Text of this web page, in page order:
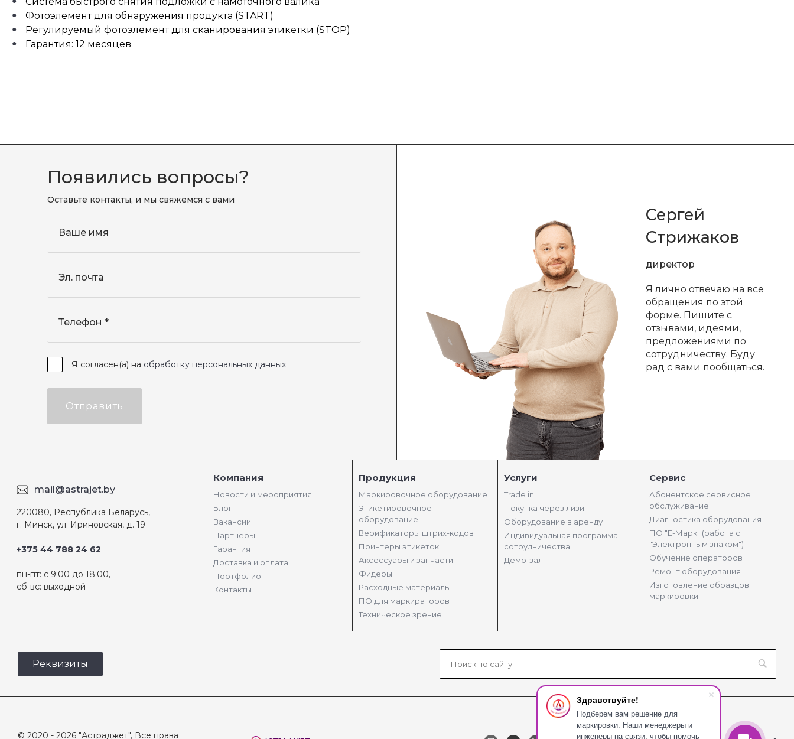
Здравствуйте!
Подберем вам решение для
маркировки. Наши менеджеры и
инженеры на связи, чтобы помочь
Фотоэлемент для обнаружения продукта (START)
Регулируемый фотоэлемент для сканирования этикетки (STOP)
Гарантия: 12 месяцев
Появились вопросы?
Оставьте контакты, и мы свяжемся с вами
Ваше имя
Эл. почта
Телефон
Я согласен(а) на обработку персональных данных
Отправить
Сергей
Стрижаков
директор
Я лично отвечаю на все
обращения по этой
форме. Пишите с
отзывами, идеями,
предложениями по
сотрудничеству. Буду
рад с вами пообщаться.
mail@astrajet.by
220080, Республика Беларусь,
г. Минск, ул. Ириновская, д. 19
+375 44 788 24 62
пн-пт: с 9:00 до 18:00,
сб-вс: выходной
Компания
Новости и мероприятия
Блог
Вакансии
Партнеры
Гарантия
Доставка и оплата
Портфолио
Контакты
Продукция
Маркировочное оборудование
Этикетировочное
оборудование
Верификаторы штрих-кодов
Принтеры этикеток
Аксессуары и запчасти
Фидеры
Расходные материалы
ПО для маркираторов
Техническое зрение
Услуги
Trade in
Покупка через лизинг
Оборудование в аренду
Индивидуальная программа
сотрудничества
Демо-зал
Сервис
Абонентское сервисное
обслуживание
Диагностика оборудования
ПО "Е-Марк" (работа с
"Электронным знаком")
Обучение операторов
Ремонт оборудования
Изготовление образцов
маркировки
Реквизиты
© 2020 - 2026 "Астраджет", Все права